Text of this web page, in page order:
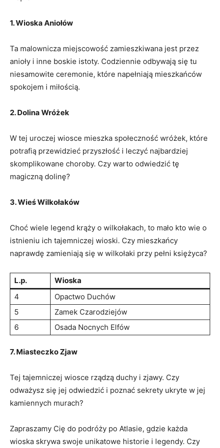
1. Wioska Aniołów
Ta ⁣malownicza miejscowość zamieszkiwana jest przez ​
anioły i inne ​boskie istoty. Codziennie odbywają się tu
niesamowite ⁢ceremonie, które napełniają mieszkańców
spokojem ⁢i miłością.
2. Dolina Wróżek
W‍ tej uroczej wiosce mieszka społeczność wróżek, które
potrafią przewidzieć przyszłość i leczyć najbardziej
skomplikowane‌ choroby. Czy warto⁣ odwiedzić tę
magiczną dolinę?
3. Wieś Wilkołaków
Choć wiele legend krąży o wilkołakach, to mało kto wie o
istnieniu ich tajemniczej wioski. ⁤Czy mieszkańcy
naprawdę zamieniają się w wilkołaki przy pełni księżyca?
L.p.
Wioska
4
Opactwo Duchów
5
Zamek Czarodziejów
6
Osada Nocnych Elfów
7. Miasteczko Zjaw
Tej tajemniczej wiosce rządzą duchy i zjawy. Czy
odważysz się jej odwiedzić i poznać ​sekrety ukryte⁣ w​ jej
kamiennych murach?
Zapraszamy​ Cię do podróży po Atlasie, gdzie każda
wioska ​skrywa swoje unikatowe historie i legendy. Czy